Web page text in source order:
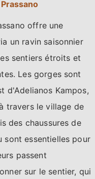
offre une
un ravin saisonnier
sentiers étroits et
Les gorges sont
d'Adelianos Kampos,
travers le village de
des chaussures de
sont essentielles pour
passent
sur le sentier, qui